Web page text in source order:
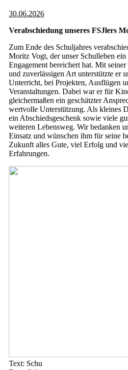
30.06.2026
Verabschiedung unseres FSJlers
Zum Ende des Schuljahres
Moritz Vogt, der unser Schulleben
Engagement bereichert hat. Mit
und zuverlässigen Art unterstützte er
Unterricht, bei Projekten, Ausflügen
Veranstaltungen. Dabei war er für
gleichermaßen ein geschätzter
wertvolle Unterstützung. Als kleines
ein Abschiedsgeschenk sowie viele
weiteren Lebensweg. Wir bedanken
Einsatz und wünschen ihm für seine
Zukunft alles Gute, viel Erfolg und
Erfahrungen.
Text: Schu